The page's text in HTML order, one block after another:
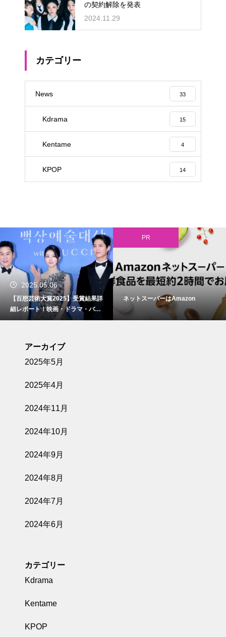
の契約解除を発表
2024.11.29
カテゴリー
News 33
Kdrama 15
Kentame 4
KPOP 14
2025.05.06
【百想芸術大賞2025】受賞結果詳
細レポート！映画・ドラマ・バラ
エティ・演劇を彩った栄光の夜
PR
ネットスーパーはAmazon
アーカイブ
2025年5月
2025年4月
2024年11月
2024年10月
2024年9月
2024年8月
2024年7月
2024年6月
カテゴリー
Kdrama
Kentame
KPOP